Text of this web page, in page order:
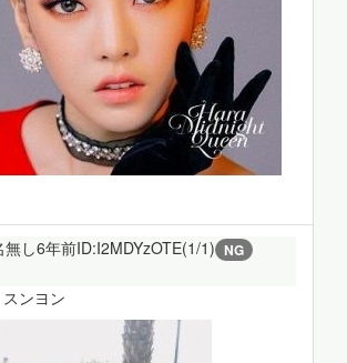
無し6年前ID:I2MDYzOTE(1/1) NG
ンヨン